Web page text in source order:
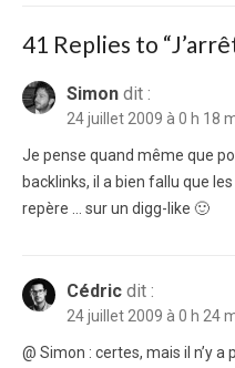
41 Replies to “
Simon dit :
24 juillet 2009 à 0 h 18
Je pense quand même que
backlinks, il a bien fallu que
repère … sur un digg-like 🙂
Cédric dit :
24 juillet 2009 à 0 h 24
@ Simon : certes, mais il n’y